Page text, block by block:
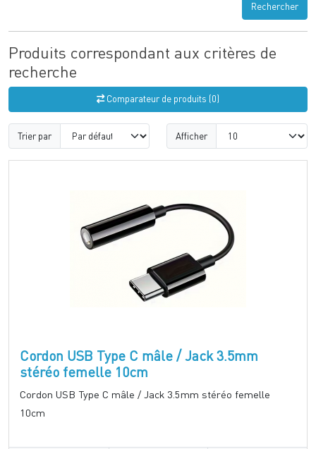
Rechercher
Produits correspondant aux critères de
recherche
Comparateur de produits (0)
Trier par Afficher
Cordon USB Type C mâle / Jack 3.5mm
stéréo femelle 10cm
Cordon USB Type C mâle / Jack 3.5mm stéréo femelle
10cm